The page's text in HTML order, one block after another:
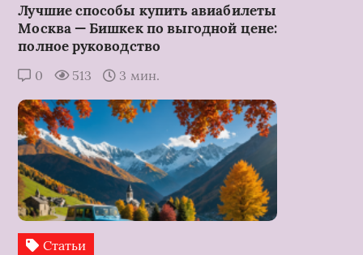
Лучшие способы купить авиабилеты
Москва — Бишкек по выгодной цене:
полное руководство
0 513 3 мин.
Статьи